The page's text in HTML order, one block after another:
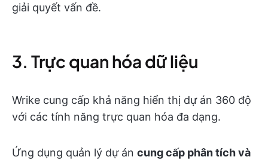
giải quyết vấn đề.
3. Trực quan hóa dữ liệu
Wrike cung cấp khả năng hiển thị dự án 360 độ
với các tính năng trực quan hóa đa dạng.
Ứng dụng quản lý dự án cung cấp phân tích và